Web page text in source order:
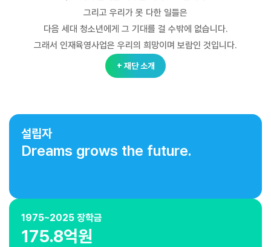
그리고 우리가 못 다한 일들은
다음 세대 청소년에게 그 기대를 걸 수밖에 없습니다.
그래서 인재육영사업은 우리의 희망이며 보람인 것입니다.
+ 재단 소개
설립자
Dreams grows the future.
1975~2025 장학금
175.8억원